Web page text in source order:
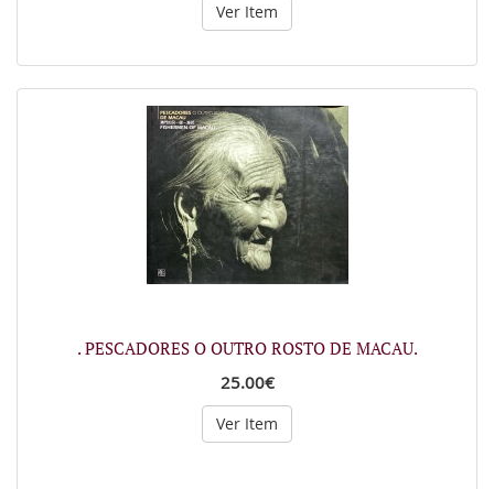
Ver Item
. PESCADORES O OUTRO ROSTO DE MACAU.
25.00€
Ver Item